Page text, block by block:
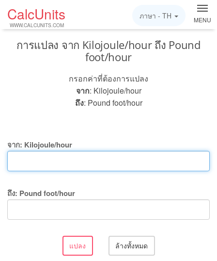
CalcUnits
WWW.CALCUNITS.COM
MENU
ภาษา - TH
การแปลง จาก Kilojoule/hour ถึง Pound
foot/hour
กรอกค่าที่ต้องการแปลง
จาก: Kilojoule/hour
ถึง: Pound foot/hour
จาก: Kilojoule/hour
ถึง: Pound foot/hour